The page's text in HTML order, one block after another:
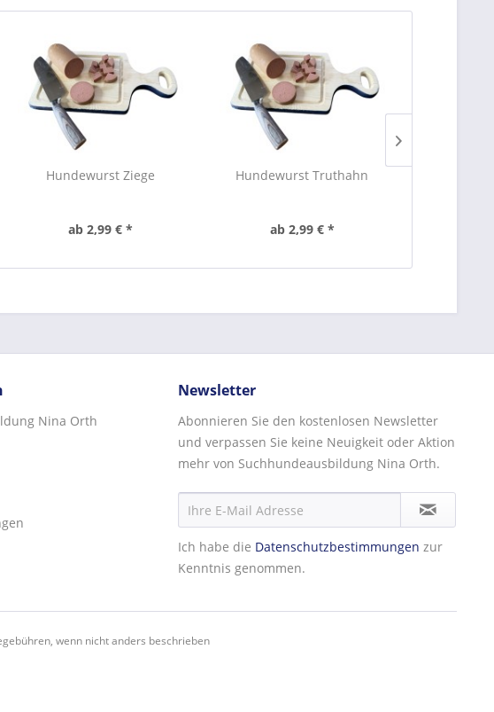
Hundewurst Ziege
ab 2,99 € *
Hundewurst Truthahn
ab 2,99 € *
Nina Orth
Newsletter
Abonnieren Sie den kostenlosen Newsletter
und verpassen Sie keine Neuigkeit oder Aktion
mehr von Suchhundeausbildung Nina Orth.
Ich habe die Datenschutzbestimmungen zur
Kenntnis genommen.
wenn nicht anders beschrieben